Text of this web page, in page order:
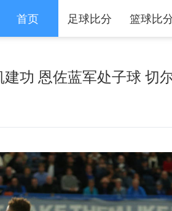
首页 足球比分 篮球比
功 恩佐蓝军处子球 切